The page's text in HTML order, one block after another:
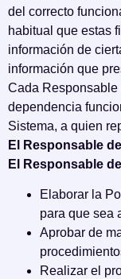
del correcto
habitual que estas
información de
información que
Cada
dependencia
Sistema, a quien
El Responsable
El Responsable
Elaborar la
para que sea
Aprobar de
Realizar el